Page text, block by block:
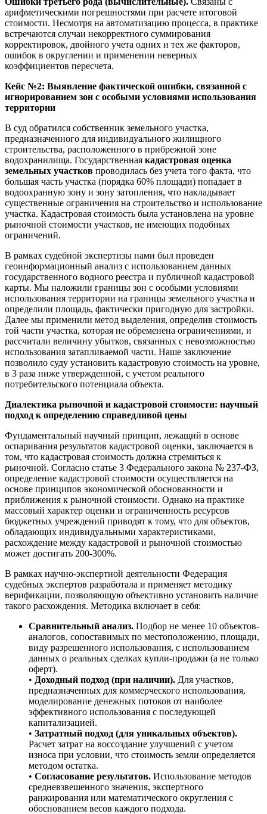
арифметическими погрешностями при расчете итоговой
стоимости. Несмотря на автоматизацию процесса, в практике
встречаются случаи некорректного суммирования
корректировок, двойного учета одних и тех же факторов,
ошибок в округлении и применении неверных
коэффициентов пересчета.
Кейс №2: Выявление фактической ошибки, связанной с
игнорированием зон с особыми условиями использования
территории
В суд обратился собственник земельного участка,
предназначенного для индивидуального жилищного
строительства, расположенного в прибрежной зоне
водохранилища. Государственная кадастровая оценка
земельных участков проводилась без учета того факта, что
большая часть участка (порядка 60% площади) попадает в
водоохранную зону и зону затопления, что накладывает
существенные ограничения на строительство и использование
участка. Кадастровая стоимость была установлена на уровне
рыночной стоимости участков, не имеющих подобных
ограничений.
В рамках судебной экспертизы нами был проведен
геоинформационный анализ с использованием данных
государственного водного реестра и публичной кадастровой
карты. Мы наложили границы зон с особыми условиями
использования территории на границы земельного участка и
определили площадь, фактически пригодную для застройки.
Далее мы применили метод выделения, определив стоимость
той части участка, которая не обременена ограничениями, и
рассчитали величину убытков, связанных с невозможностью
использования затапливаемой части. Наше заключение
позволило суду установить кадастровую стоимость на уровне,
в 3 раза ниже утвержденной, с учетом реального
потребительского потенциала объекта.
Диалектика рыночной и кадастровой стоимости: научный
подход к определению справедливой цены
Фундаментальный научный принцип, лежащий в основе
оспаривания результатов кадастровой оценки, заключается в
том, что кадастровая стоимость должна стремиться к
рыночной. Согласно статье 3 Федерального закона № 237-ФЗ,
определение кадастровой стоимости осуществляется на
основе принципов экономической обоснованности и
приближения к рыночной стоимости. Однако на практике
массовый характер оценки и ограниченность ресурсов
бюджетных учреждений приводят к тому, что для объектов,
обладающих индивидуальными характеристиками,
расхождение между кадастровой и рыночной стоимостью
может достигать 200-300%.
В рамках научно-экспертной деятельности Федерация
судебных экспертов разработала и применяет методику
верификации, позволяющую объективно установить наличие
такого расхождения. Методика включает в себя:
Сравнительный анализ. Подбор не менее 10 объектов-
аналогов, сопоставимых по местоположению, площади,
виду разрешенного использования, с использованием
данных о реальных сделках купли-продажи (а не только
оферт).
• Доходный подход (при наличии). Для участков,
предназначенных для коммерческого использования,
моделирование денежных потоков от наиболее
эффективного использования с последующей
капитализацией.
• Затратный подход (для уникальных объектов).
Расчет затрат на воссоздание улучшений с учетом
износа при условии, что стоимость земли определяется
методом остатка.
• Согласование результатов. Использование методов
средневзвешенного значения, экспертного
ранжирования или математического округления с
обоснованием весов каждого подхода.